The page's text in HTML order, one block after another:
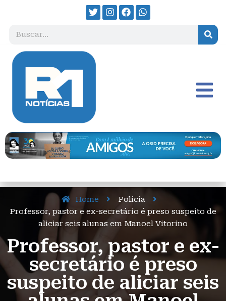
Home
Polícia
Professor, pastor e ex-secretário é preso suspeito de
aliciar seis alunas em Manoel Vitorino
Professor, pastor e ex-
secretário é preso
suspeito de aliciar seis